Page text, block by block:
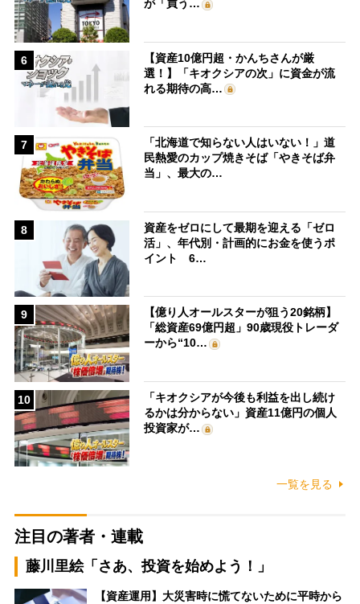
が「買う…
6
【資産10億円超・かんちさんが厳
選！】「キオクシアの次」に資金が流
れる期待の高…
7
「北海道で知らない人はいない！」道
民熱愛のカップ焼きそば「やきそば弁
当」、最大の…
8
資産をゼロにして最期を迎える「ゼロ
活」、年代別・計画的にお金を使うポ
イント 6…
9
【億り人オールスターが狙う20銘柄】
「総資産69億円超」90歳現役トレーダ
ーから“10…
10
「キオクシアが今後も利益を出し続け
るかは分からない」資産11億円の個人
投資家が…
一覧を見る
注目の著者・連載
藤川里絵「さあ、投資を始めよう！」
【資産運用】大災害時に慌てないために平時から